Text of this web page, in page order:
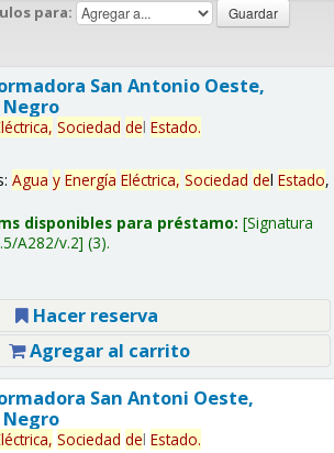
para:
San Antonio Oeste,
Sociedad del Estado.
Agua y Energía Eléctrica, Sociedad del Estado,
disponibles para préstamo: Signatura
A282/v.2 (3).
Hacer reserva
Agregar al carrito
San Antoni Oeste,
Sociedad del Estado.